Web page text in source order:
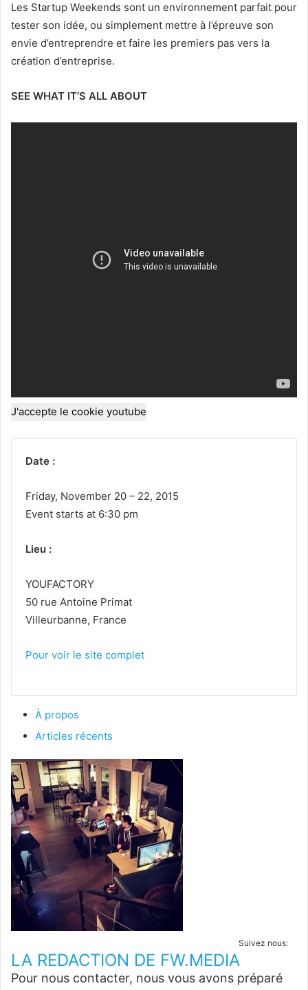
Les Startup Weekends sont un environnement parfait pour
tester son idée, ou simplement mettre à l’épreuve son
envie d’entreprendre et faire les premiers pas vers la
création d’entreprise.
SEE WHAT IT’S ALL ABOUT
J'accepte le cookie youtube
Date :
Friday, November 20 – 22, 2015
Event starts at 6:30 pm
Lieu :
YOUFACTORY
50 rue Antoine Primat
Villeurbanne, France
Pour voir le site complet
À propos
Articles récents
Suivez nous:
LA REDACTION DE FW.MEDIA
Pour nous contacter, nous vous avons préparé